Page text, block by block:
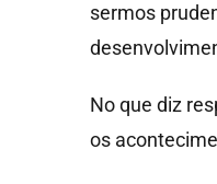
sermos
No que diz
os